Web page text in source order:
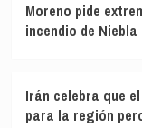
Moreno pide
incendio de
Irán celebra que
para la región